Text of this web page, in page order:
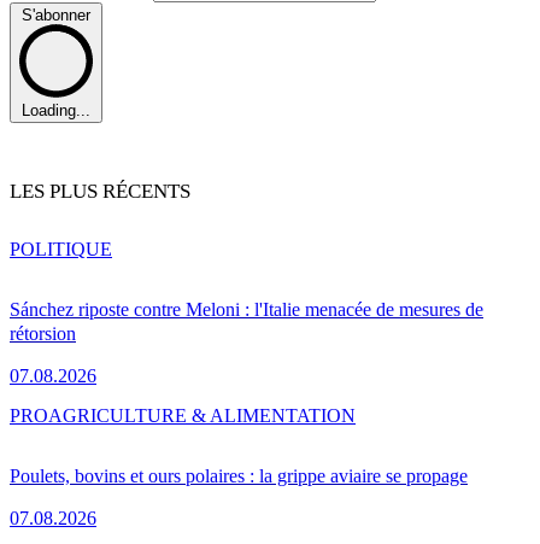
S'abonner
Loading...
LES PLUS RÉCENTS
Sánchez riposte contre Meloni : l'Italie menacée de mesures de
rétorsion
07.08.2026
POLITIQUE
Poulets, bovins et ours polaires : la grippe aviaire se propage
07.08.2026
PROAGRICULTURE & ALIMENTATION